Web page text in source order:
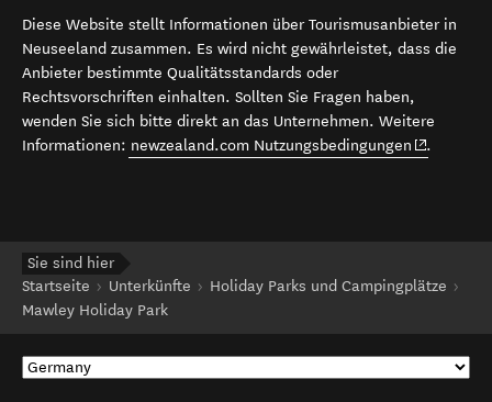
Diese Website stellt Informationen über Tourismusanbieter in
Neuseeland zusammen. Es wird nicht gewährleistet, dass die
Anbieter bestimmte Qualitätsstandards oder
Rechtsvorschriften einhalten. Sollten Sie Fragen haben,
wenden Sie sich bitte direkt an das Unternehmen. Weitere
Informationen: newzealand.com Nutzungsbedingungen (opens in
.
Sie sind hier
Startseite
Unterkünfte
Holiday Parks und Campingplätze
Mawley Holiday Park